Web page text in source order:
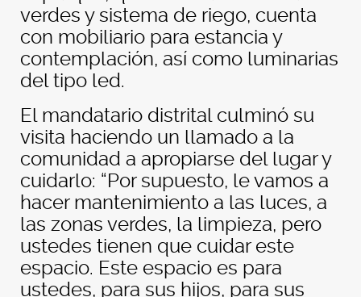
verdes y sistema de riego, cuenta
con mobiliario para estancia y
contemplación, así como luminarias
del tipo led.
El mandatario distrital culminó su
visita haciendo un llamado a la
comunidad a apropiarse del lugar y
cuidarlo: “Por supuesto, le vamos a
hacer mantenimiento a las luces, a
las zonas verdes, la limpieza, pero
ustedes tienen que cuidar este
espacio. Este espacio es para
ustedes, para sus hijos, para sus